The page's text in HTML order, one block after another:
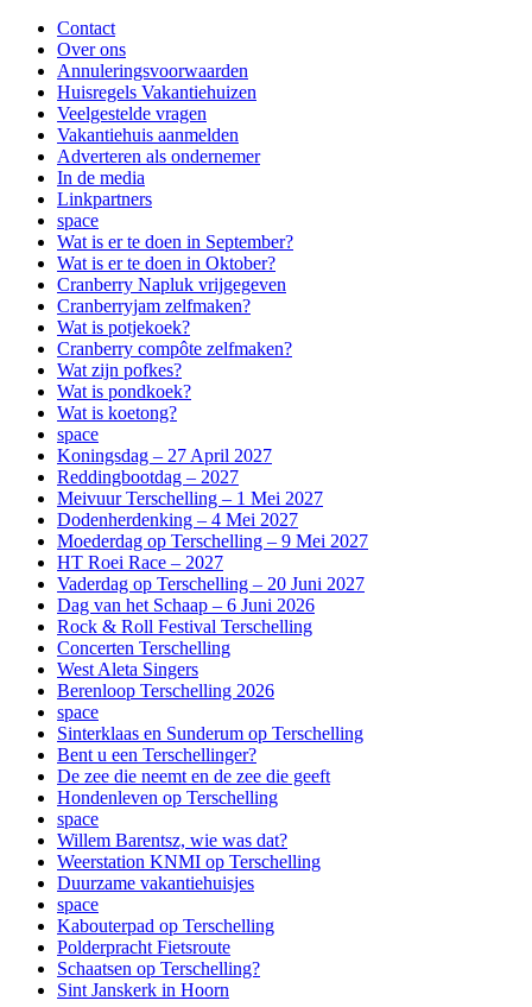
Contact
Over ons
Annuleringsvoorwaarden
Huisregels Vakantiehuizen
Veelgestelde vragen
Vakantiehuis aanmelden
Adverteren als ondernemer
In de media
Linkpartners
space
Wat is er te doen in September?
Wat is er te doen in Oktober?
Cranberry Napluk vrijgegeven
Cranberryjam zelfmaken?
Wat is potjekoek?
Cranberry compôte zelfmaken?
Wat zijn pofkes?
Wat is pondkoek?
Wat is koetong?
space
Koningsdag – 27 April 2027
Reddingbootdag – 2027
Meivuur Terschelling – 1 Mei 2027
Dodenherdenking – 4 Mei 2027
Moederdag op Terschelling – 9 Mei 2027
HT Roei Race – 2027
Vaderdag op Terschelling – 20 Juni 2027
Dag van het Schaap – 6 Juni 2026
Rock & Roll Festival Terschelling
Concerten Terschelling
West Aleta Singers
Berenloop Terschelling 2026
space
Sinterklaas en Sunderum op Terschelling
Bent u een Terschellinger?
De zee die neemt en de zee die geeft
Hondenleven op Terschelling
space
Willem Barentsz, wie was dat?
Weerstation KNMI op Terschelling
Duurzame vakantiehuisjes
space
Kabouterpad op Terschelling
Polderpracht Fietsroute
Schaatsen op Terschelling?
Sint Janskerk in Hoorn